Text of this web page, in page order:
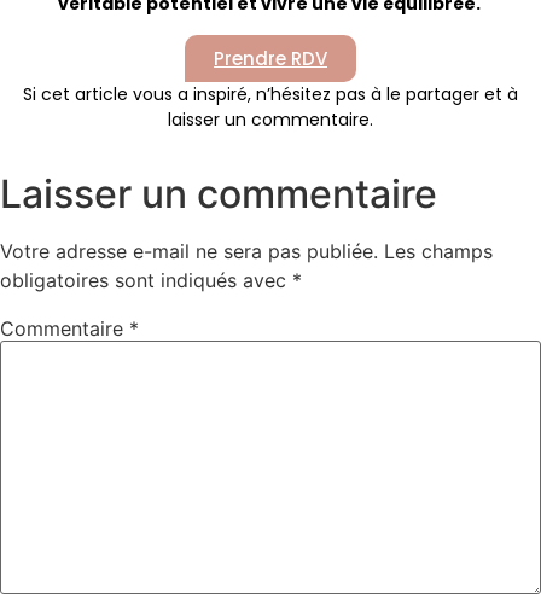
Prendre RDV
Si cet article vous a inspiré, n’hésitez pas à le partager et à
laisser un commentaire.
Laisser un commentaire
Votre adresse e-mail ne sera pas publiée. Les champs
obligatoires sont indiqués avec *
Commentaire *